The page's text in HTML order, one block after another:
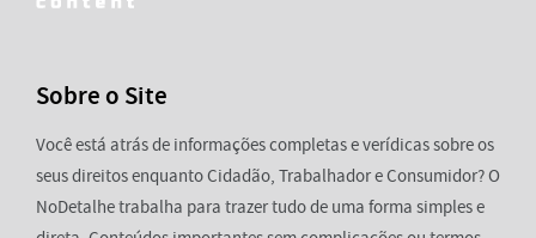
Sobre o Site
Você está atrás de informações completas e verídicas sobre os
seus direitos enquanto Cidadão, Trabalhador e Consumidor? O
NoDetalhe trabalha para trazer tudo de uma forma simples e